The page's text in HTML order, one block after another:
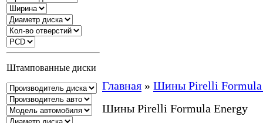
Штампованные диски
Главная » Шины Pirelli Formula
Шины Pirelli Formula Energy